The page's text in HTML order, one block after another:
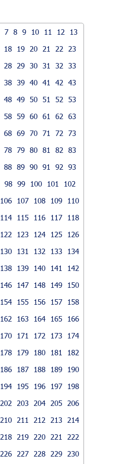
7 8 9 10 11 12
13
18 19 20 21 22
23
28 29 30 31 32
33
38 39 40 41 42
43
48 49 50 51 52
53
58 59 60 61 62
63
68 69 70 71 72
73
78 79 80 81 82
83
88 89 90 91 92
93
98 99 100 101
102
106 107 108 109
110
114 115 116 117
118
122 123 124 125
126
130 131 132 133
134
138 139 140 141
142
146 147 148 149
150
154 155 156 157
158
162 163 164 165
166
170 171 172 173
174
178 179 180 181
182
186 187 188 189
190
194 195 196 197
198
202 203 204 205
206
210 211 212 213
214
218 219 220 221
222
226 227 228 229
230